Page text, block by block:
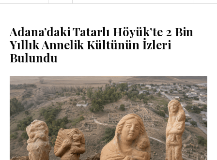
Adana’daki Tatarlı Höyük’te 2 Bin
Yıllık Annelik Kültünün İzleri
Bulundu